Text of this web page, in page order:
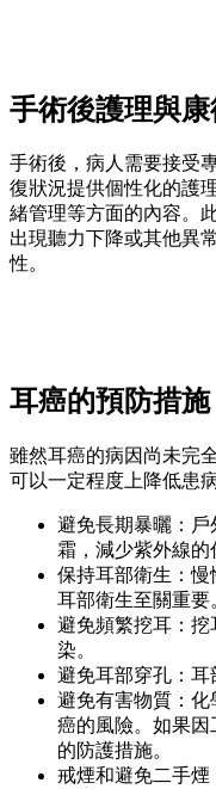
手術後護理與
手術後，病人需要接受
復狀況提供個性化的護
緒管理等方面的內容。
出現聽力下降或其他異
性。
耳癌的預防措施
雖然耳癌的病因尚未完
可以一定程度上降低患
避免長期暴曬：
霜，減少紫外線的
保持耳部衛生：
耳部衛生至關重要
避免頻繁挖耳：
染。
避免耳部穿孔：耳
避免有害物質：化
癌的風險。如果
的防護措施。
戒煙和避免二手